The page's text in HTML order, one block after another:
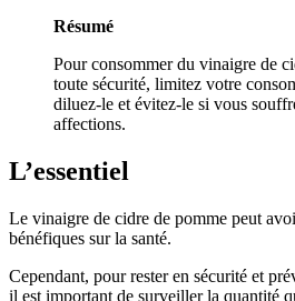
Résumé
Pour consommer du vinaigre de
toute sécurité, limitez votre
diluez-le et évitez-le si vous
affections.
L’essentiel
Le vinaigre de cidre de pomme peut
bénéfiques sur la santé.
Cependant, pour rester en sécurité et
il est important de surveiller la quantité